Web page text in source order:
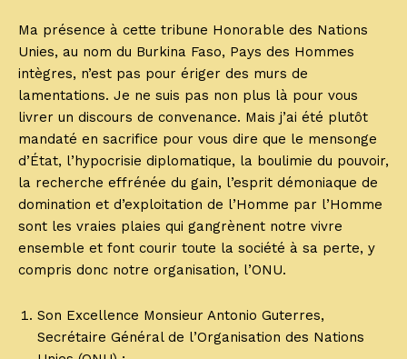
Ma présence à cette tribune Honorable des Nations
Unies, au nom du Burkina Faso, Pays des Hommes
intègres, n’est pas pour ériger des murs de
lamentations. Je ne suis pas non plus là pour vous
livrer un discours de convenance. Mais j’ai été plutôt
mandaté en sacrifice pour vous dire que le mensonge
d’État, l’hypocrisie diplomatique, la boulimie du pouvoir,
la recherche effrénée du gain, l’esprit démoniaque de
domination et d’exploitation de l’Homme par l’Homme
sont les vraies plaies qui gangrènent notre vivre
ensemble et font courir toute la société à sa perte, y
compris donc notre organisation, l’ONU.
Son Excellence Monsieur Antonio Guterres,
Secrétaire Général de l’Organisation des Nations